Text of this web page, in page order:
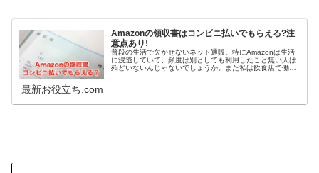
Amazonの領収書はコンビニ払いでもらえる?注
意点あり!
普段の生活で欠かせないネット通販。特にAmazonは生活
に浸透していて、頻度は別としても利用したこと無い人は
殆どいないんじゃないでしょうか。また私は飲食店で働い
最新お役立ち.com